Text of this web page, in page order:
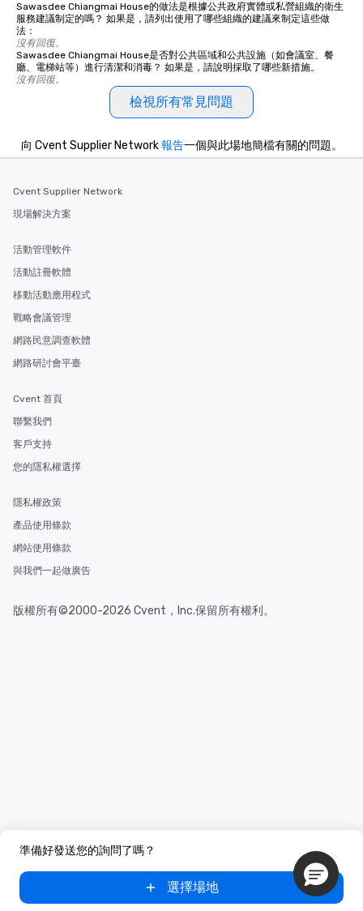
Sawasdee Chiangmai House的做法是根據公共政府實體或私營組織的衛生
服務建議制定的嗎？ 如果是，請列出使用了哪些組織的建議來制定這些做
法：
沒有回復。
Sawasdee Chiangmai House是否對公共區域和公共設施（如會議室、餐
廳、電梯站等）進行清潔和消毒？ 如果是，請說明採取了哪些新措施。
沒有回復。
檢視所有常見問題
準備好發送您的詢問了嗎？
選擇場地
向 Cvent Supplier Network報告一個與此場地簡檔有關的問題。
Cvent Supplier Network
現場解決方案
活動管理軟件
活動註冊軟體
移動活動應用程式
戰略會議管理
網路民意調查軟體
網路研討會平臺
Cvent 首頁
聯繫我們
客戶支持
您的隱私權選擇
隱私權政策
產品使用條款
網站使用條款
與我們一起做廣告
版權所有©2000-2026 Cvent，Inc.保留所有權利。